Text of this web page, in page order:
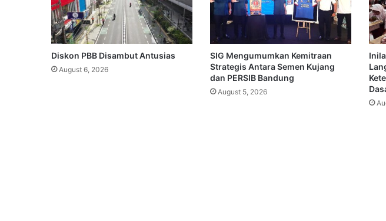
Diskon PBB Disambut Antusias
August 6, 2026
SIG Mengumumkan Kemitraan
Strategis Antara Semen Kujang
dan PERSIB Bandung
August 5, 2026